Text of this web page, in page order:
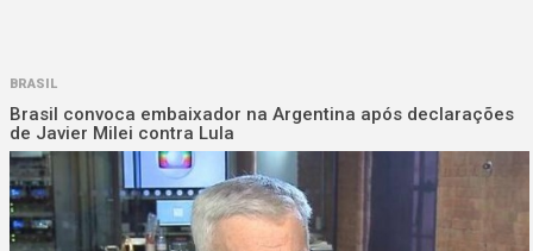
BRASIL
Brasil convoca embaixador na Argentina após declarações
de Javier Milei contra Lula